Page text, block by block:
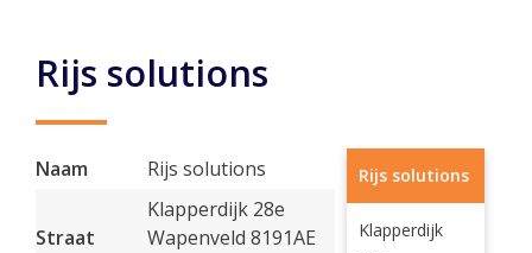
Rijs solutions
Naam Rijs solutions
Straat
Klapperdijk 28e
Wapenveld 8191AE
Rijs solutions
Klapperdijk